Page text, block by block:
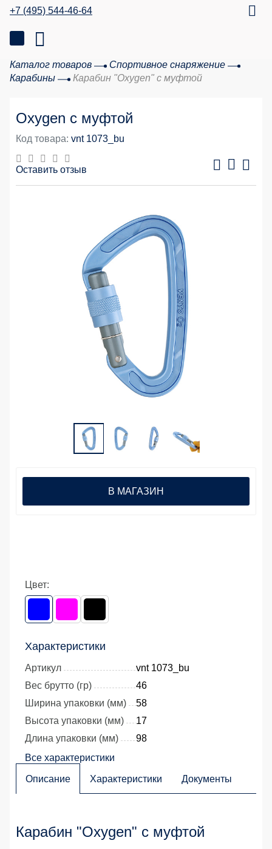
+7 (495) 544-46-64
Каталог товаров
Спортивное снаряжение
Карабины
Карабин "Oxygen" с муфтой
Oxygen с муфтой
Код товара: vnt 1073_bu
Оставить отзыв
Цвет:
Характеристики
Артикул
vnt 1073_bu
Вес брутто (гр)
46
Ширина упаковки (мм)
58
Высота упаковки (мм)
17
Длина упаковки (мм)
98
Все характеристики
В МАГАЗИН
Описание Характеристики Документы
Карабин "Oxygen" с муфтой